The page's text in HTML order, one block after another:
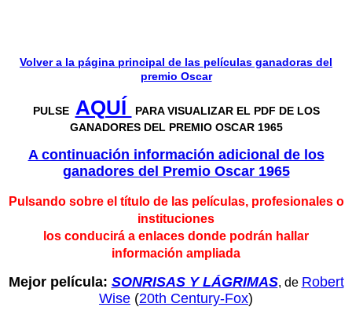
Volver a la página principal de las películas ganadoras del
premio Oscar
PULSE AQUÍ
PARA VISUALIZAR EL PDF DE LOS
GANADORES DEL PREMIO OSCAR 1965
A continuación información adicional de los
ganadores del Premio Oscar 1965
Pulsando sobre el título de las películas, profesionales o
instituciones
los conducirá a enlaces donde podrán hallar
información ampliada
Mejor película: SONRISAS Y LÁGRIMAS, de Robert
Wise (20th Century-Fox)